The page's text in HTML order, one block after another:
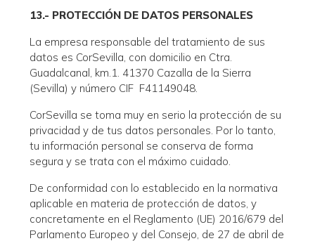
13.- PROTECCIÓN DE DATOS PERSONALES
La empresa responsable del tratamiento de sus
datos es CorSevilla, con domicilio en Ctra.
Guadalcanal, km.1. 41370 Cazalla de la Sierra
(Sevilla) y número CIF F41149048.
CorSevilla se toma muy en serio la protección de su
privacidad y de tus datos personales. Por lo tanto,
tu información personal se conserva de forma
segura y se trata con el máximo cuidado.
De conformidad con lo establecido en la normativa
aplicable en materia de protección de datos, y
concretamente en el Reglamento (UE) 2016/679 del
Parlamento Europeo y del Consejo, de 27 de abril de